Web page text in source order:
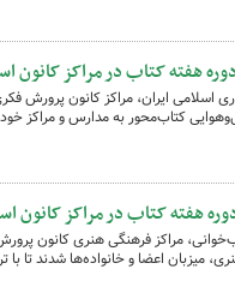
هفته کتاب در مراکز کانون
ایران، مراکز کانون پرورش
کتاب‌محور به مدارس و مراکز
هفته کتاب در مراکز کانون
مراکز فرهنگی هنری کانون
میزبان اعضا و خانواده‌ها شدند تا